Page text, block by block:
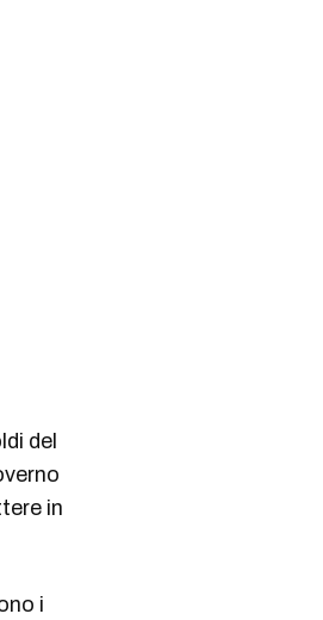
del
in
i